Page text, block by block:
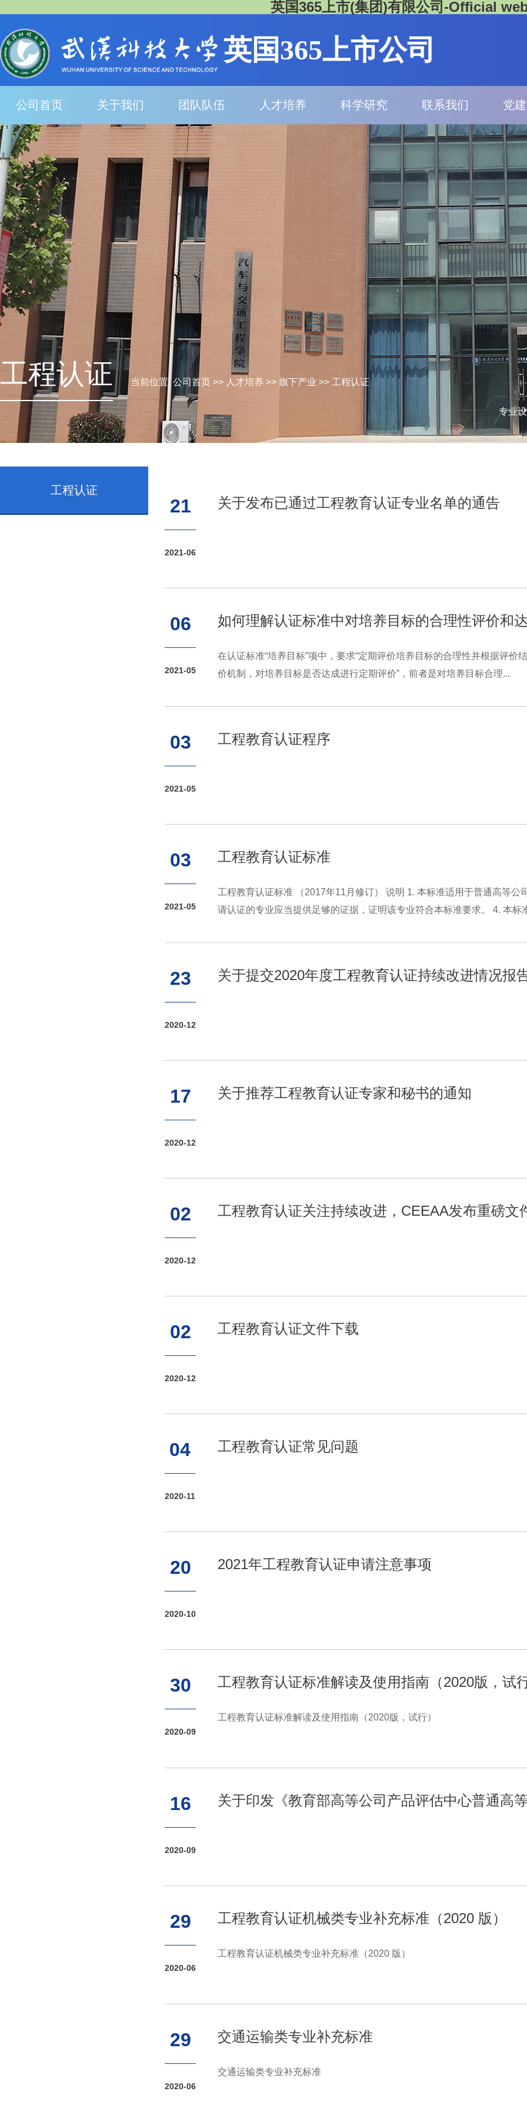
英国365上市(集团)有限公司-Official
英国365上市公司
公司首页 关于我们 团队队伍 人才培养 科学研究 联系我们 党
工程认证 当前位置:公司首页 >> 人才培养 >> 旗下产业 >> 工程认证
专业
工程认证
21
2021-06
关于发布已通过工程教育认证专业名单的通告
06
2021-05
如何理解认证标准中对培养目标的合理性评价和
在认证标准“培养目标”项中，要求“定期评价培养目标的合理性并根据评
价机制，对培养目标是否达成进行定期评价”，前者是对培养目标合理...
03
2021-05
工程教育认证程序
03
2021-05
工程教育认证标准
工程教育认证标准 （2017年11月修订） 说明 1. 本标准适用于普通高等
请认证的专业应当提供足够的证据，证明该专业符合本标准要求。 4. 本标
23
2020-12
关于提交2020年度工程教育认证持续改进情况报
17
2020-12
关于推荐工程教育认证专家和秘书的通知
02
2020-12
工程教育认证关注持续改进，CEEAA发布重磅文
02
2020-12
工程教育认证文件下载
04
2020-11
工程教育认证常见问题
20
2020-10
2021年工程教育认证申请注意事项
30
2020-09
工程教育认证标准解读及使用指南（2020版，试
工程教育认证标准解读及使用指南（2020版，试行）
16
2020-09
关于印发《教育部高等公司产品评估中心普通高
29
2020-06
工程教育认证机械类专业补充标准（2020 版）
工程教育认证机械类专业补充标准（2020 版）
29
2020-06
交通运输类专业补充标准
交通运输类专业补充标准